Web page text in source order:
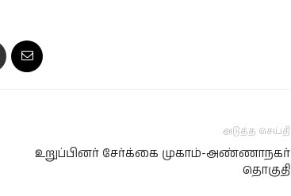
அடுத்த செய்தி
உறுப்பினர் சேர்க்கை முகாம்-அண்ணாநகர்
தொகுதி